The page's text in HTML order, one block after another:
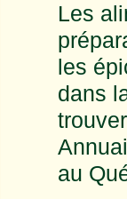
Les
les
dans
au